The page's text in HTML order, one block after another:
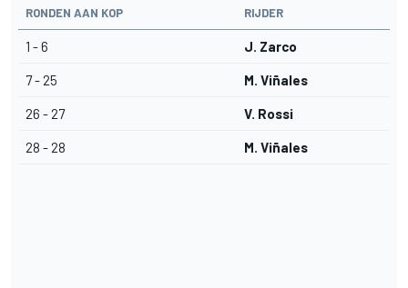
RONDEN AAN KOP RIJDER
1 - 6 J. Zarco
7 - 25 M. Viñales
26 - 27 V. Rossi
28 - 28 M. Viñales